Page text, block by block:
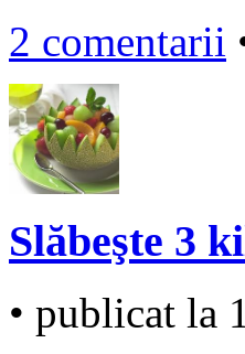
2 comentarii
Slăbeşte 3
• publicat la